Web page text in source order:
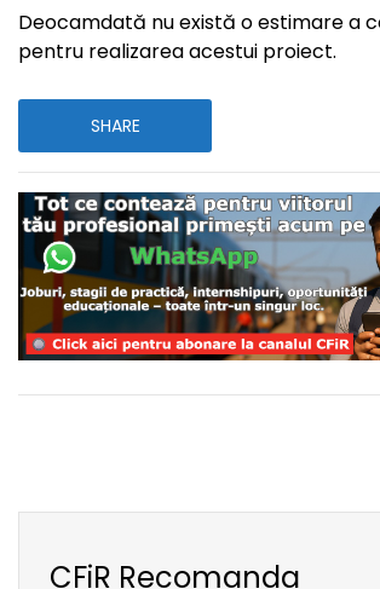
Deocamdată nu există o estimare a
pentru realizarea acestui proiect.
SHARE
CFiR Recomanda